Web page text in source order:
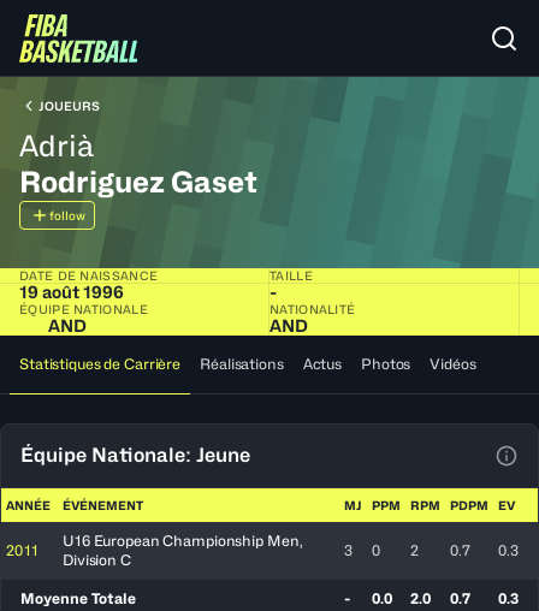
JOUEURS
Adrià
Rodriguez Gaset
follow
DATE DE NAISSANCE
19 août 1996
TAILLE
-
ÉQUIPE NATIONALE
AND
NATIONALITÉ
AND
Statistiques de Carrière Réalisations Actus Photos Vidéos
Équipe Nationale: Jeune
ANNÉE ÉVÉNEMENT MJ PPM RPM PDPM EV
2011
U16 European Championship Men,
Division C
3 0 2 0.7 0.3
Moyenne Totale - 0.0 2.0 0.7 0.3